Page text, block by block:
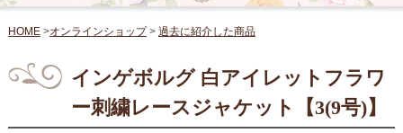
HOME>オンラインショップ> 過去に紹介した商品
インゲボルグ 白アイレットフラワ
ー刺繍レースジャケット【3(9号)】